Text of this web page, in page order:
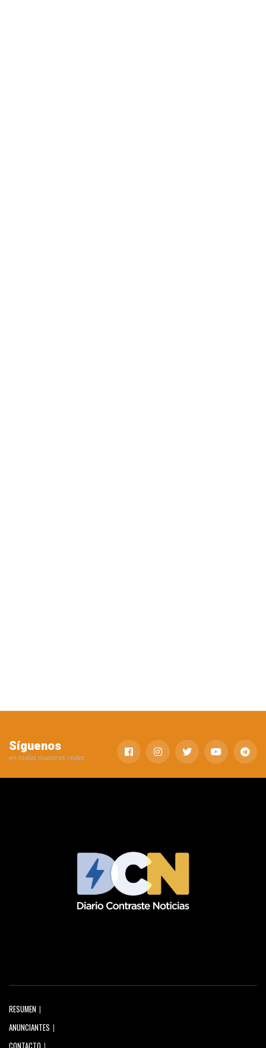
Síguenos
en todas nuestras redes
RESUMEN
ANUNCIANTES